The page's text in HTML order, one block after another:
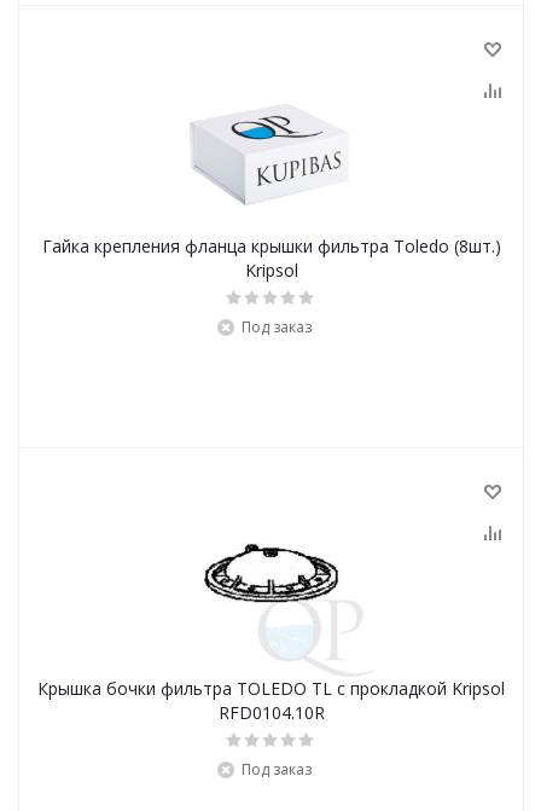
Гайка крепления фланца крышки фильтра Toledo (8шт.)
Kripsol
Под заказ
Крышка бочки фильтра ТОLEDO ТL с прокладкой Kripsol
RFD0104.10R
Под заказ